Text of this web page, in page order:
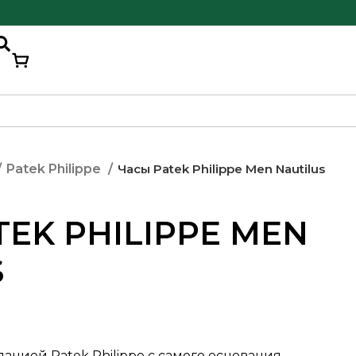
Patek Philippe Часы Patek Philippe Men Nautilus
PHILIPPE MEN